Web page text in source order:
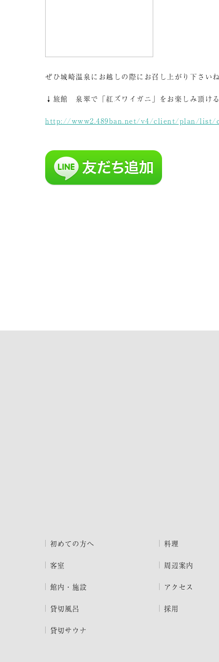
ぜひ城崎温泉にお越しの際にお召し上がり下さいね
↓旅館 泉翠で「紅ズワイガニ」をお楽しみ頂け
http://www2.489ban.net/v4/client/plan/list/
初めての方へ
客室
館内・施設
貸切風呂
貸切サウナ
料理
周辺案内
アクセス
採用